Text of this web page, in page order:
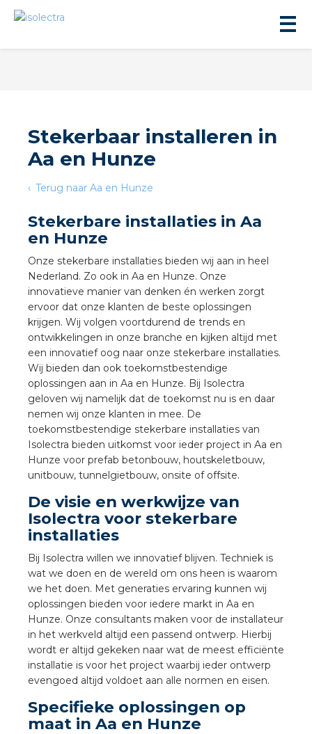
Stekerbaar installeren in
Aa en Hunze
Terug naar Aa en Hunze
Stekerbare installaties in Aa
en Hunze
Onze stekerbare installaties bieden wij aan in heel
Nederland. Zo ook in Aa en Hunze. Onze
innovatieve manier van denken én werken zorgt
ervoor dat onze klanten de beste oplossingen
krijgen. Wij volgen voortdurend de trends en
ontwikkelingen in onze branche en kijken altijd met
een innovatief oog naar onze stekerbare installaties.
Wij bieden dan ook toekomstbestendige
oplossingen aan in Aa en Hunze. Bij Isolectra
geloven wij namelijk dat de toekomst nu is en daar
nemen wij onze klanten in mee. De
toekomstbestendige stekerbare installaties van
Isolectra bieden uitkomst voor ieder project in Aa en
Hunze voor prefab betonbouw, houtskeletbouw,
unitbouw, tunnelgietbouw, onsite of offsite.
De visie en werkwijze van
Isolectra voor stekerbare
installaties
Bij Isolectra willen we innovatief blijven. Techniek is
wat we doen en de wereld om ons heen is waarom
we het doen. Met generaties ervaring kunnen wij
oplossingen bieden voor iedere markt in Aa en
Hunze. Onze consultants maken voor de installateur
in het werkveld altijd een passend ontwerp. Hierbij
wordt er altijd gekeken naar wat de meest efficiënte
installatie is voor het project waarbij ieder ontwerp
evengoed altijd voldoet aan alle normen en eisen.
Specifieke oplossingen op
maat in Aa en Hunze
installeren
installeren
installeren in beton
installeren in de tuinbouw
stekerbare vlakkabel
GST®
RST®